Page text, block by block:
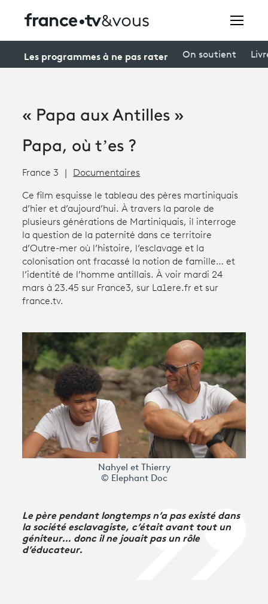
connexion
Avantages fidélité
Creators
À la une
Participer et assister à une émission
À votre écoute
Productions et innovation
Programme
Les programmes à ne pas rater On soutient
« Papa aux Antilles »
Papa, où t’es ?
France 3 Documentaires
Ce film esquisse le tableau des pères martiniquais
d’hier et d’aujourd’hui. À travers la parole de
plusieurs générations de Martiniquais, il interroge
la question de la paternité dans ce territoire
d’Outre-mer où l’histoire, l’esclavage et la
colonisation ont fracassé la notion de famille… et
l’identité de l’homme antillais. À voir mardi 24
mars à 23.45 sur France3, sur La1ere.fr et sur
france.tv.
Nahyel et Thierry
© Elephant Doc
Le père pendant longtemps n’a pas existé dans
la société esclavagiste, c’était avant tout un
géniteur… donc il ne jouait pas un rôle
d’éducateur.